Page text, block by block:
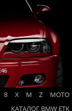
8 X M Z
MOTO
КАТАЛОГ BMW ETK